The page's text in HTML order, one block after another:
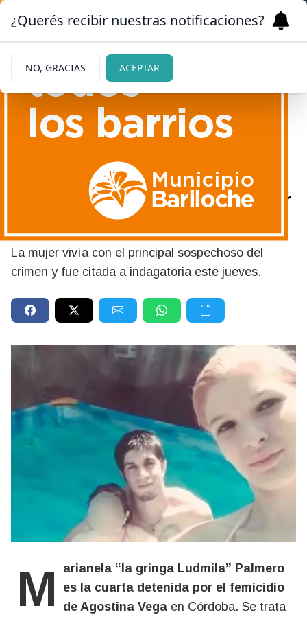
Femicidio de Agostina Vega:
la pareja de Claudio Barrelier
se negó a declarar
La mujer vivía con el principal sospechoso del
crimen y fue citada a indagatoria este jueves.
Marianela “la gringa Ludmila” Palmero
es la cuarta detenida por el femicidio
de Agostina Vega en Córdoba. Se trata
¿Querés recibir nuestras notificaciones?
NO, GRACIAS ACEPTAR